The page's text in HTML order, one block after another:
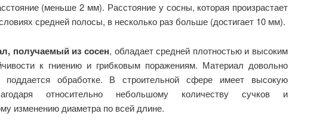
(меньше 2 мм). Расстояние у сосны, которая произрастает
средней полосы, в несколько раз больше (достигает 10 мм).
получаемый из сосен, обладает средней плотностью и высоким
к гниению и грибковым поражениям. Материал довольно
поддается обработке. В строительной сфере имеет высокую
относительно небольшому количеству сучков и
изменению диаметра по всей длине.